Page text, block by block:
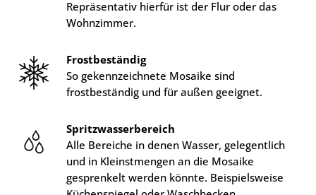
Repräsentativ hierfür ist der Flur oder das
Wohnzimmer.
Frostbeständig
So gekennzeichnete Mosaike sind
frostbeständig und für außen geeignet.
Spritzwasserbereich
Alle Bereiche in denen Wasser, gelegentlich
und in Kleinstmengen an die Mosaike
gesprenkelt werden könnte. Beispielsweise